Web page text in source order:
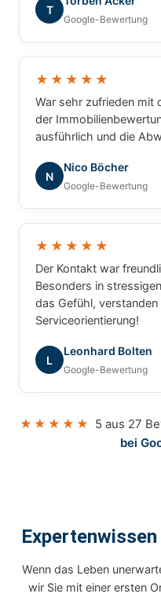
T
Google-Bewertung
★★★★★
War sehr zufrieden mit
der
ausführlich und die
N
Nico Böcher
Google-Bewertung
★★★★★
Der Kontakt war
Besonders in
das Gefühl,
Serviceorientierung!
L
Leonhard Bolten
Google-Bewertung
★★★★★ 5 aus 27
bei
Wenn das Leben
wir Sie mit einer ersten